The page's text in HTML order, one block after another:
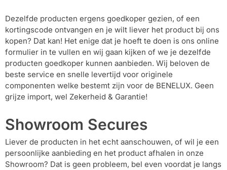
Alarm
met
installatie
Alarmsystemen
Camera's
Intercom
Branddetectie
Account Contact Help Wagen
Dezelfde producten ergens goedkoper gezien, of een
kortingscode ontvangen en je wilt liever het product bij ons
kopen? Dat kan! Het enige dat je hoeft te doen is ons online
formulier in te vullen en wij gaan kijken of we je dezelfde
producten goedkoper kunnen aanbieden. Wij beloven de
beste service en snelle levertijd voor originele
componenten welke bestemt zijn voor de BENELUX. Geen
grijze import, wel Zekerheid & Garantie!
Showroom Secures
Liever de producten in het echt aanschouwen, of wil je een
persoonlijke aanbieding en het product afhalen in onze
Showroom? Dat is geen probleem, bel even voordat je langs